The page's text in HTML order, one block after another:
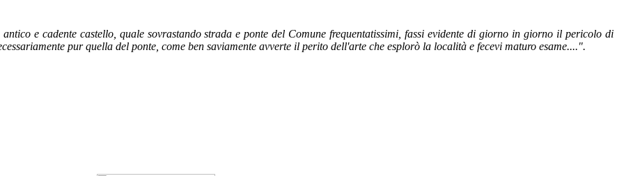
e cadente castello, quale sovrastando strada e ponte del Comune frequentatissimi, fassi evidente di giorno in giorno il pericolo di
pur quella del ponte, come ben saviamente avverte il perito dell'arte che esplorò la località e fecevi maturo esame....".